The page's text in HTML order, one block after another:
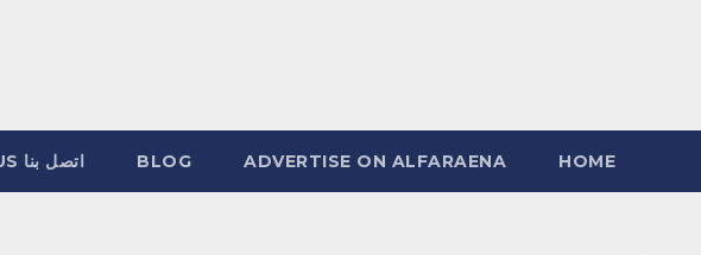
HOME
ADVERTISE ON ALFARAENA
BLOG اتصل بنا CALL US